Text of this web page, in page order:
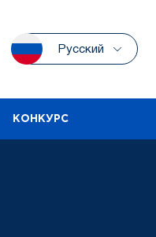
Русский
КОНКУРС